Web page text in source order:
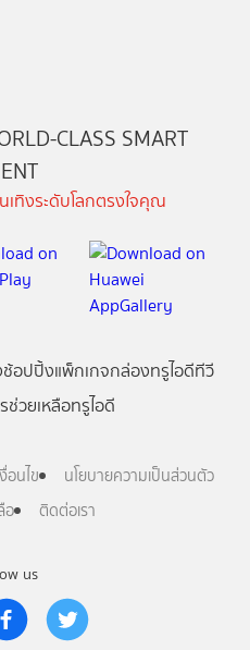
us
CLASS SMART
ทิงระดับโลกตรงใจคุณ
ช้อปปิ้งแพ็กเกจกล่องทรูไอดีทีวี
ช่วยเหลือทรูไอดี
อนไข
นโยบายความเป็นส่วนตัว
อ
ติดต่อเรา